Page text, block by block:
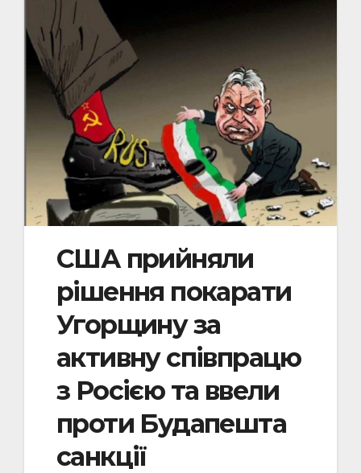
США прийняли
рішення покарати
Угорщину за
активну співпрацю
з Росією та ввели
проти Будапешта
санкції